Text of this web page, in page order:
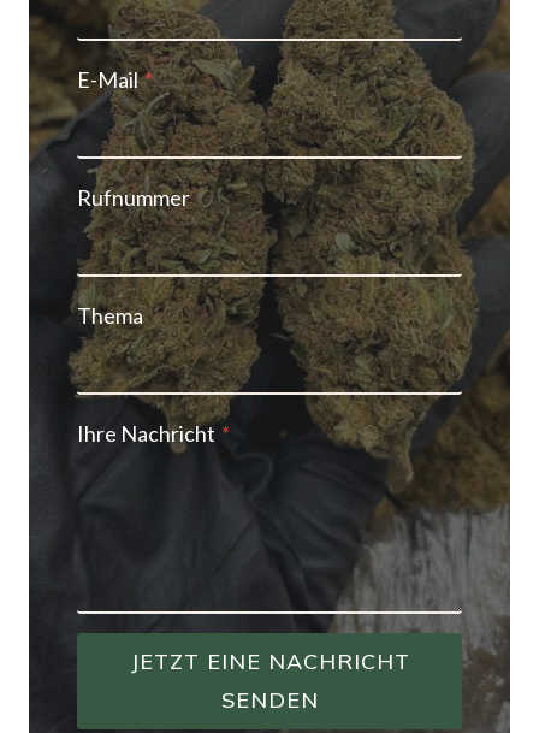
E-Mail *
Rufnummer
Thema
Ihre Nachricht *
JETZT EINE NACHRICHT
SENDEN